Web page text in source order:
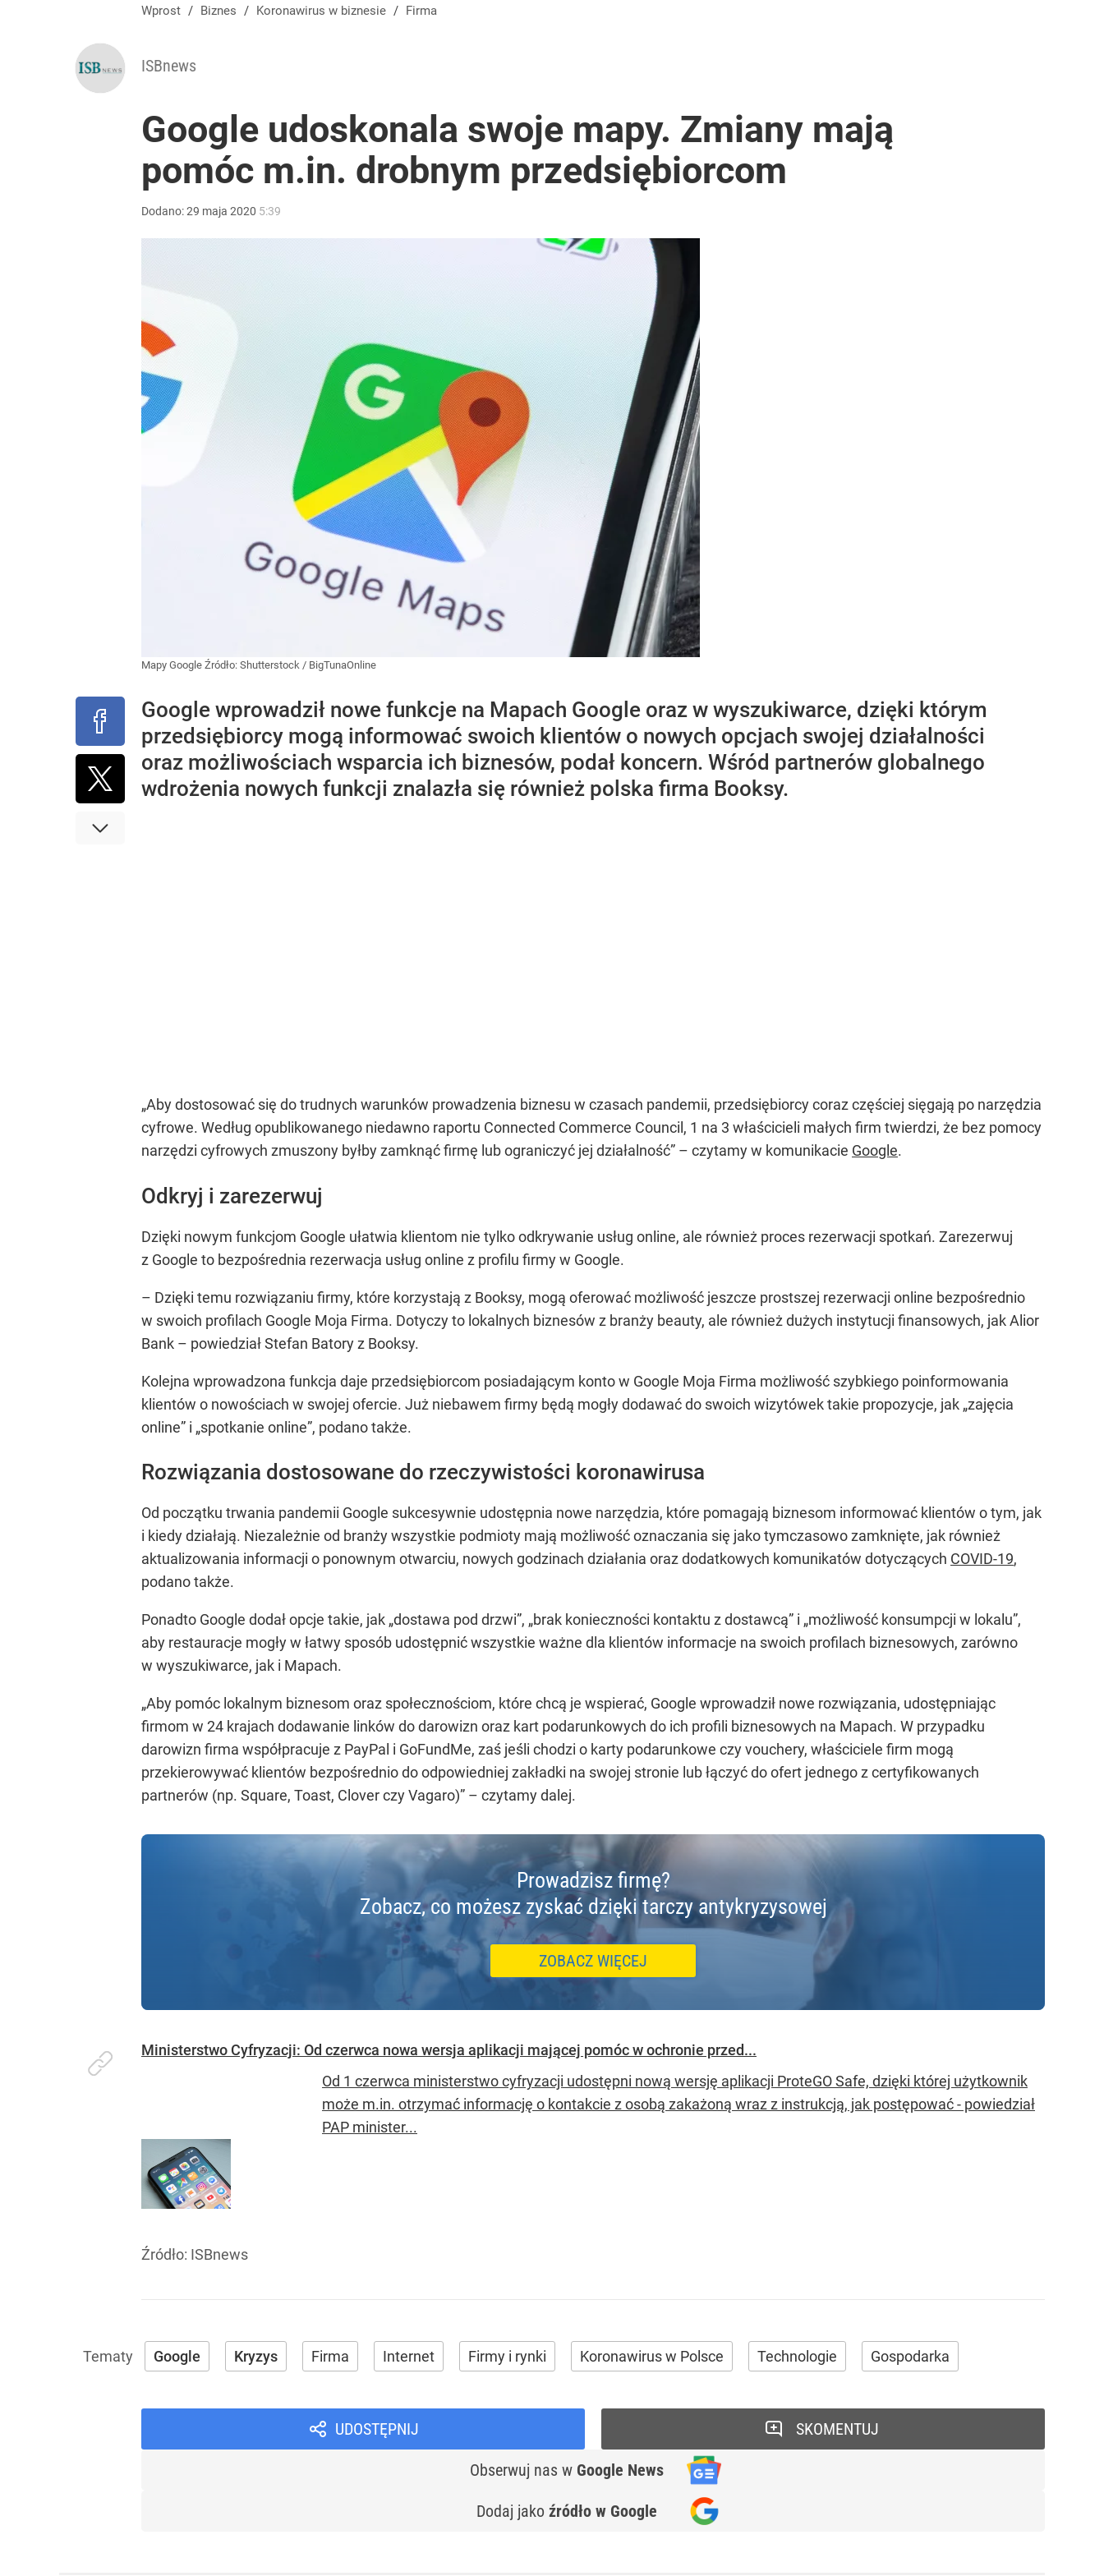
Wprost / Biznes / Koronawirus w biznesie / Firma
ISBnews
Google udoskonala swoje mapy. Zmiany mają
pomóc m.in. drobnym przedsiębiorcom
Dodano:29 maja 2020 5:39
Mapy Google Źródło: Shutterstock / BigTunaOnline
Google wprowadził nowe funkcje na Mapach Google oraz w wyszukiwarce, dzięki którym
przedsiębiorcy mogą informować swoich klientów o nowych opcjach swojej działalności
oraz możliwościach wsparcia ich biznesów, podał koncern. Wśród partnerów globalnego
wdrożenia nowych funkcji znalazła się również polska firma Booksy.
„Aby dostosować się do trudnych warunków prowadzenia biznesu w czasach pandemii, przedsiębiorcy coraz częściej sięgają po narzędzia
cyfrowe. Według opublikowanego niedawno raportu Connected Commerce Council, 1 na 3 właścicieli małych firm twierdzi, że bez pomocy
narzędzi cyfrowych zmuszony byłby zamknąć firmę lub ograniczyć jej działalność” – czytamy w komunikacie Google.
Odkryj i zarezerwuj
Dzięki nowym funkcjom Google ułatwia klientom nie tylko odkrywanie usług online, ale również proces rezerwacji spotkań. Zarezerwuj
z Google to bezpośrednia rezerwacja usług online z profilu firmy w Google.
– Dzięki temu rozwiązaniu firmy, które korzystają z Booksy, mogą oferować możliwość jeszcze prostszej rezerwacji online bezpośrednio
w swoich profilach Google Moja Firma. Dotyczy to lokalnych biznesów z branży beauty, ale również dużych instytucji finansowych, jak Alior
Bank – powiedział Stefan Batory z Booksy.
Kolejna wprowadzona funkcja daje przedsiębiorcom posiadającym konto w Google Moja Firma możliwość szybkiego poinformowania
klientów o nowościach w swojej ofercie. Już niebawem firmy będą mogły dodawać do swoich wizytówek takie propozycje, jak „zajęcia
online” i „spotkanie online”, podano także.
Rozwiązania dostosowane do rzeczywistości koronawirusa
Od początku trwania pandemii Google sukcesywnie udostępnia nowe narzędzia, które pomagają biznesom informować klientów o tym, jak
i kiedy działają. Niezależnie od branży wszystkie podmioty mają możliwość oznaczania się jako tymczasowo zamknięte, jak również
aktualizowania informacji o ponownym otwarciu, nowych godzinach działania oraz dodatkowych komunikatów dotyczących COVID-19,
podano także.
Ponadto Google dodał opcje takie, jak „dostawa pod drzwi”, „brak konieczności kontaktu z dostawcą” i „możliwość konsumpcji w lokalu”,
aby restauracje mogły w łatwy sposób udostępnić wszystkie ważne dla klientów informacje na swoich profilach biznesowych, zarówno
w wyszukiwarce, jak i Mapach.
„Aby pomóc lokalnym biznesom oraz społecznościom, które chcą je wspierać, Google wprowadził nowe rozwiązania, udostępniając
firmom w 24 krajach dodawanie linków do darowizn oraz kart podarunkowych do ich profili biznesowych na Mapach. W przypadku
darowizn firma współpracuje z PayPal i GoFundMe, zaś jeśli chodzi o karty podarunkowe czy vouchery, właściciele firm mogą
przekierowywać klientów bezpośrednio do odpowiedniej zakładki na swojej stronie lub łączyć do ofert jednego z certyfikowanych
partnerów (np. Square, Toast, Clover czy Vagaro)” – czytamy dalej.
Prowadzisz firmę?
Zobacz, co możesz zyskać dzięki tarczy antykryzysowej
ZOBACZ WIĘCEJ
Ministerstwo Cyfryzacji: Od czerwca nowa wersja aplikacji mającej pomóc w ochronie przed...
Od 1 czerwca ministerstwo cyfryzacji udostępni nową wersję aplikacji ProteGO Safe, dzięki której użytkownik
może m.in. otrzymać informację o kontakcie z osobą zakażoną wraz z instrukcją, jak postępować - powiedział
PAP minister...
Źródło: ISBnews
Google Kryzys Firma Internet Firmy i rynki Koronawirus w Polsce Technologie Gospodarka
UDOSTĘPNIJ
Obserwuj nas w Google News
Dodaj jako źródło w Google
SKOMENTUJ